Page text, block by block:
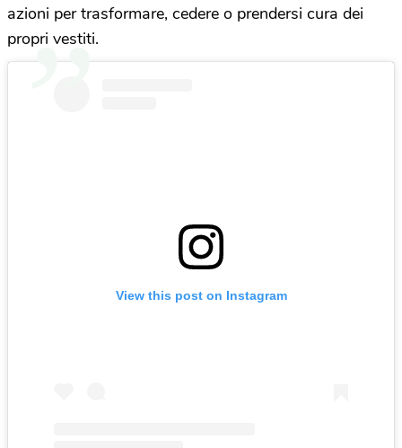
azioni per trasformare, cedere o prendersi cura dei
propri vestiti.
View this post on Instagram